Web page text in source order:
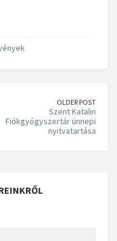
OLDER POST
Szent Katalin
Fiókgyógyszertár ünnepi
nyitvatartása